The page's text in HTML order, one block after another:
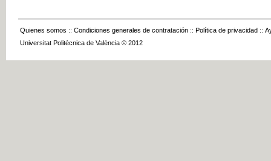
Quienes somos :: Condiciones generales de contratación :: Política de privacidad ::
Universitat Politècnica de València © 2012